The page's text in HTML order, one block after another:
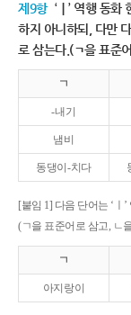
제9항 ‘ㅣ’ 역행 동
하지 아니하되, 다만
로 삼는다.(ㄱ을 표준
ㄱ
-내기
냄비
동댕이-치다
[붙임 1] 다음 단어는 ‘ㅣ
(ㄱ을 표준어로 삼고, ㄴ
ㄱ
아지랑이